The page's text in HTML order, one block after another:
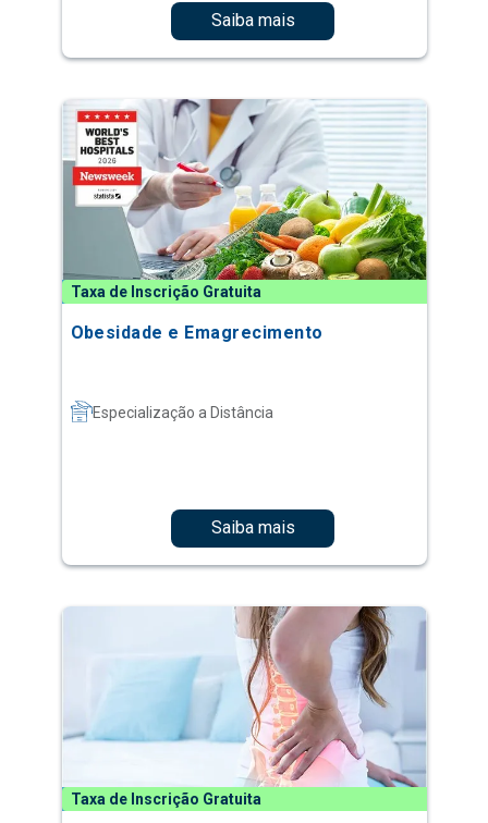
Saiba mais
Taxa de Inscrição Gratuita
Obesidade e Emagrecimento
Especialização a Distância
Saiba mais
Taxa de Inscrição Gratuita